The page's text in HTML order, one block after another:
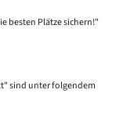
besten Plätze sichern!"
sind unter folgendem